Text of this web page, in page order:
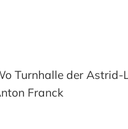
Turnhalle der
Franck